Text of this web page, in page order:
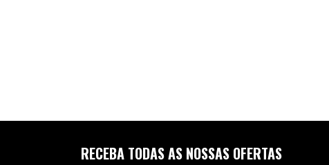
RECEBA TODAS AS NOSSAS OFERTAS